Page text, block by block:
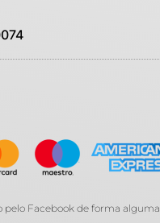
pelo Facebook de forma alguma.